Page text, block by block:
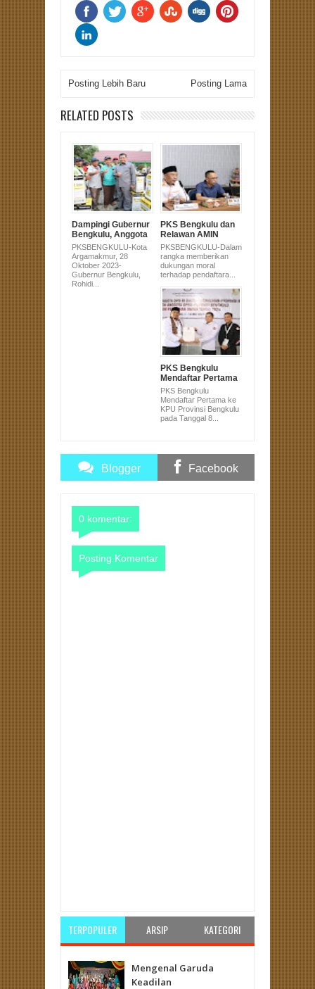
Posting Lebih Baru Posting Lama
RELATED POSTS
Dampingi Gubernur
Bengkulu, Anggota
DPRD Sujono Hadir
di Pembagian
Alsintan untuk
Masyarakat
Bengkulu Utara
PKSBENGKULU-Kota
Argamakmur, 28
Oktober 2023-
Gubernur Bengkulu,
Rohidi...
PKS Bengkulu dan
Relawan AMIN
Serahkan Dukungan
Pasangan Anies-
Muhaimin Ke KPU
PKSBENGKULU-Dalam
rangka memberikan
dukungan moral
terhadap pendaftara...
PKS Bengkulu
Mendaftar Pertama
ke KPU Provinsi
Bengkulu pada
Tanggal 8 Pukul 8
PKS Bengkulu
Mendaftar Pertama ke
KPU Provinsi Bengkulu
pada Tanggal 8...
Blogger Facebook
0 komentar:
Posting Komentar
TERPOPULER ARSIP KATEGORI
Mengenal Garuda
Keadilan